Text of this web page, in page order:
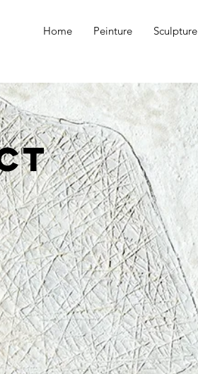
Home Peinture Sculpture